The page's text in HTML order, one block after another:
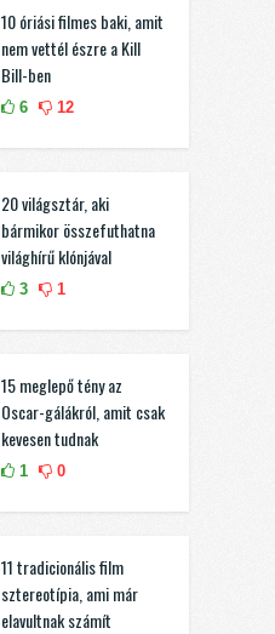
10 óriási filmes baki, amit
nem vettél észre a Kill
Bill-ben
6 12
20 világsztár, aki
bármikor összefuthatna
világhírű klónjával
3 1
15 meglepő tény az
Oscar-gálákról, amit csak
kevesen tudnak
1 0
11 tradicionális film
sztereotípia, ami már
elavultnak számít